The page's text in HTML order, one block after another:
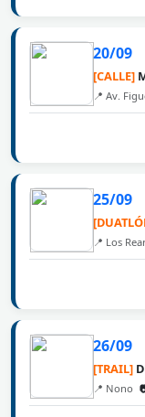
20/09
[CALLE]
📍 Av.
25/09
📍 Los
26/09
[TRAIL]
📍 Nono